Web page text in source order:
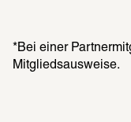
*Bei einer
Mitgliedsausweise.